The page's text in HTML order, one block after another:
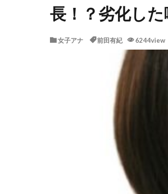
長！？劣化し
女子アナ 前田有紀 6244view